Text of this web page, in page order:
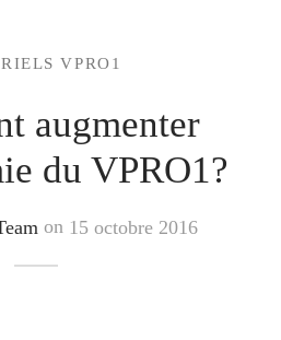
VPRO1
augmenter
du VPRO1?
on 15 octobre 2016